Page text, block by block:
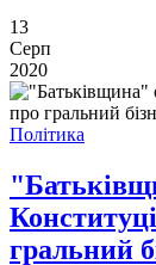
13
Серп
2020
Політика
гральний